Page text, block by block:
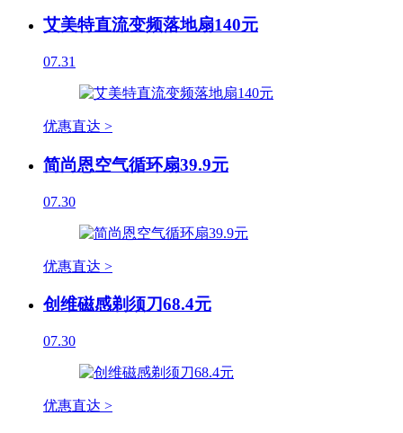
艾美特直流变频落地扇140元
07.31
优惠直达 >
简尚恩空气循环扇39.9元
07.30
优惠直达 >
创维磁感剃须刀68.4元
07.30
优惠直达 >